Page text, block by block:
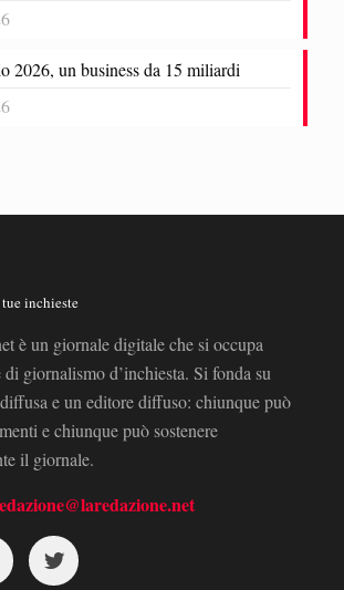
2026, un business da 15 miliardi
inchieste
è un giornale digitale che si occupa
giornalismo d’inchiesta. Si fonda su
e un editore diffuso: chiunque può
e chiunque può sostenere
il giornale.